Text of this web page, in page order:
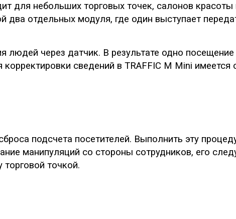
для небольших торговых точек, салонов
два отдельных модуля, где один выступает
людей через датчик. В результате одно
сведений в TRAFFIC M Mini
подсчета посетителей. Выполнить эту
манипуляций со стороны сотрудников, его
точкой.